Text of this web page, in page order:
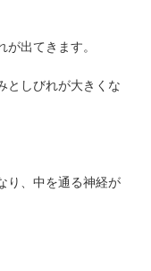
出てきます。
としびれが大きくな
り、中を通る神経が